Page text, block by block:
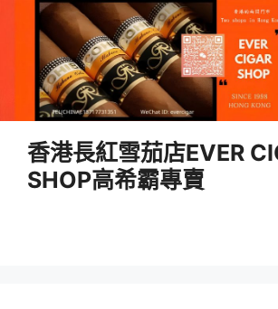
香港長紅雪茄店EVER
SHOP高希霸專賣